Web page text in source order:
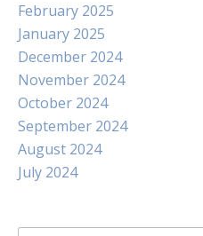
February 2025
January 2025
December 2024
November 2024
October 2024
September 2024
August 2024
July 2024